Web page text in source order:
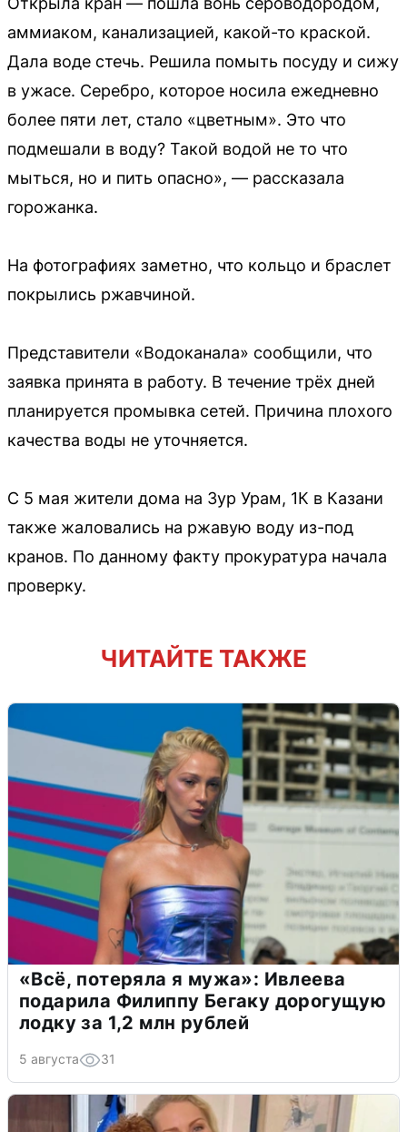
аммиаком, канализацией, какой-то краской.
Дала воде стечь. Решила помыть посуду и сижу
в ужасе. Серебро, которое носила ежедневно
более пяти лет, стало «цветным». Это что
подмешали в воду? Такой водой не то что
мыться, но и пить опасно», — рассказала
горожанка.
На фотографиях заметно, что кольцо и браслет
покрылись ржавчиной.
Представители «Водоканала» сообщили, что
заявка принята в работу. В течение трёх дней
планируется промывка сетей. Причина плохого
качества воды не уточняется.
С 5 мая жители дома на Зур Урам, 1К в Казани
также жаловались на ржавую воду из-под
кранов. По данному факту прокуратура начала
проверку.
ЧИТАЙТЕ ТАКЖЕ
«Всё, потеряла я мужа»: Ивлеева
подарила Филиппу Бегаку дорогущую
лодку за 1,2 млн рублей
5 августа 31